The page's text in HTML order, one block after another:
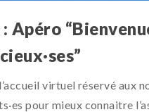
Apéro
virtuel réservé aux
pour mieux connaitre